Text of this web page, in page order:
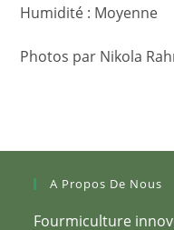
Humidité : Moyenne
Photos par Nikola
A Propos De Nous
Fourmiculture